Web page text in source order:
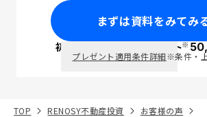
まずは資料をみてみ
初回面談で ポイント※
プレゼント適用条件詳細※条件・
TOP RENOSY不動産投資
お客様の声